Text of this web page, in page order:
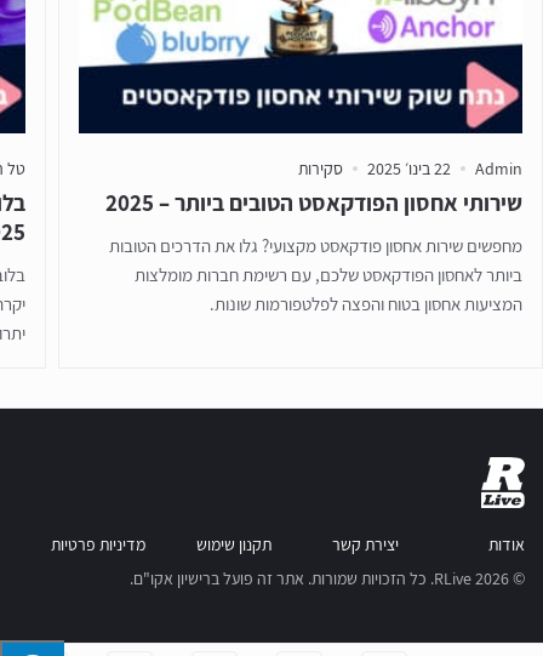
Admin 22 בינו׳ 2025 סקירות
שירותי אחסון הפודקאסט הטובים ביותר – 2025
מחפשים שירות אחסון פודקאסט מקצועי? גלו את הדרכים הטובות
ביותר לאחסון הפודקאסט שלכם, עם רשימת חברות מומלצות
המציעות אחסון בטוח והפצה לפלטפורמות שונות.
טל
אודות יצירת קשר תקנון שימוש
מדיניות פרטיות
© RLive 2026. כל הזכויות שמורות. אתר זה פועל ברישיון אקו"ם.